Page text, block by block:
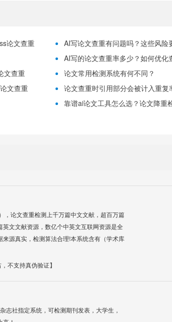
论文查重
AI写论文查重有问题吗？这些风
AI写的论文查重率多少？如何优
文查重
论文常用检测系统有何不同？
文查重
论文查重时引用部分会被计入重复
靠谱ai论文工具怎么选？论文降重
，论文查重检测上千万篇中文文献，超百万篇
文文献资源，数亿个中英文互联网资源是全
源真实，检测算法合理!本系统含有（学术库
不支持真伪验证】
志社指定系统，可检测期刊发表，大学生，